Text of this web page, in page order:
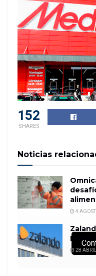
152
SHARES
Noticias
4
El fin
28